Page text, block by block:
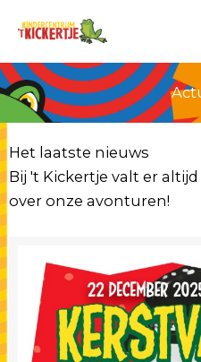
naar
de
inhoud
Het laatste nieuws
Bij 't Kickertje valt er
over onze avonturen!